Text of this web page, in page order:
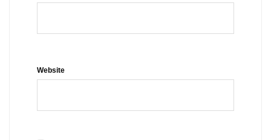
Website